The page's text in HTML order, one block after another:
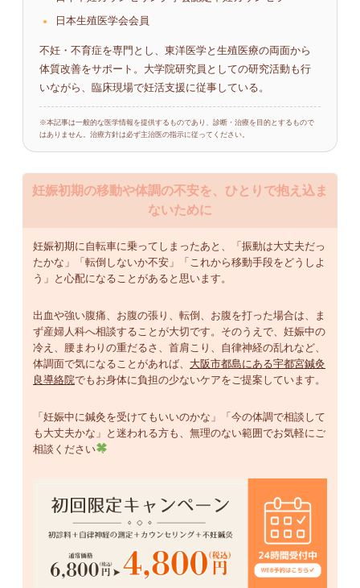
日本生殖医学会会員
不妊・不育症を専門とし、東洋医学と生殖医療の両面から
体質改善をサポート。大学院研究員としての研究活動も行
いながら、臨床現場で妊活支援に従事している。
※本記事は一般的な医学情報を提供するものであり、診断・治療を目的とするもので
はありません。治療方針は必ず主治医の指示に従ってください。
妊娠初期の移動や体調の不安を、ひとりで抱え込ま
ないために
妊娠初期に自転車に乗ってしまったあと、「振動は大丈夫だっ
たかな」「転倒しないか不安」「これから移動手段をどうしよ
う」と心配になることがあると思います。
出血や強い腹痛、お腹の張り、転倒、お腹を打った場合は、ま
ず産婦人科へ相談することが大切です。そのうえで、妊娠中の
冷え、腰まわりの重だるさ、首肩こり、自律神経の乱れなど、
体調面で気になることがあれば、 大阪市都島にある宇都宮鍼灸
良導絡院でもお身体に負担の少ないケアをご提案しています。
「妊娠中に鍼灸を受けてもいいのかな」「今の体調で相談して
も大丈夫かな」と迷われる方も、無理のない範囲でお気軽にご
相談ください